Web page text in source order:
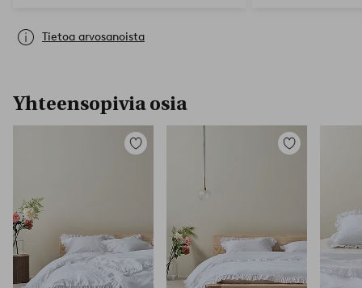
Tietoa arvosanoista
Yhteensopivia osia
Lisää
Lisää